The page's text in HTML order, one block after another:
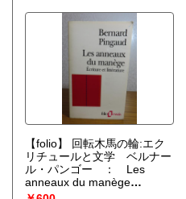
【folio】 回転木馬の輪:エク
リチュールと文学 ベルナー
ル・パンゴー ： Les
anneaux du manège
-Écriture et littérature 〔洋